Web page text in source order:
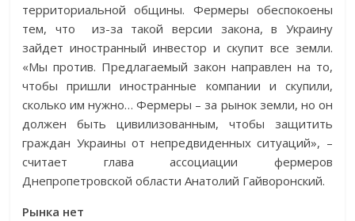
территориальной общины. Фермеры обеспокоены
тем, что из-за такой версии закона, в Украину
зайдет иностранный инвестор и скупит все земли.
«Мы против. Предлагаемый закон направлен на то,
чтобы пришли иностранные компании и скупили,
сколько им нужно… Фермеры – за рынок земли, но он
должен быть цивилизованным, чтобы защитить
граждан Украины от непредвиденных ситуаций», –
считает глава ассоциации фермеров
Днепропетровской области Анатолий Гайворонский.
Рынка нет